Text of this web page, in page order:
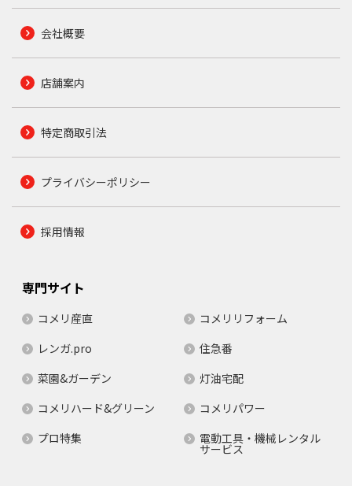
会社概要
店舗案内
特定商取引法
プライバシーポリシー
採用情報
専門サイト
コメリ産直
コメリリフォーム
レンガ.pro
住急番
菜園&ガーデン
灯油宅配
コメリハード&グリーン
コメリパワー
プロ特集
電動工具・機械レンタル
サービス